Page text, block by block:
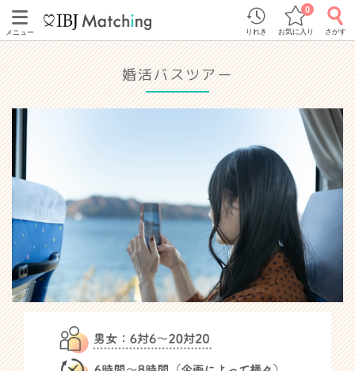
メニュー りれき お気に入り
0
さがす
婚活バスツアー